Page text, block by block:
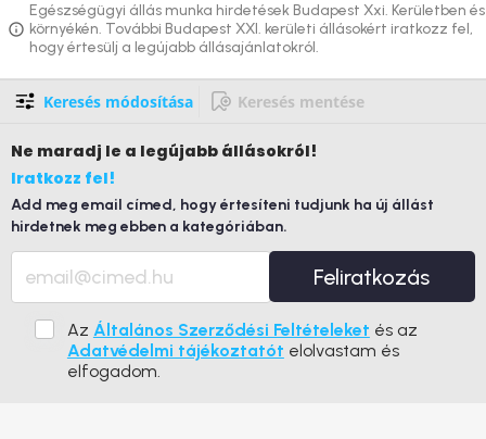
Egészségügyi állás munka hirdetések Budapest Xxi. Kerületben és
környékén. További Budapest XXI. kerületi állásokért iratkozz fel,
hogy értesülj a legújabb állásajánlatokról.
Keresés módosítása Keresés mentése
Ne maradj le a legújabb állásokról!
Iratkozz fel!
Add meg email címed, hogy értesíteni tudjunk ha új állást
hirdetnek meg ebben a kategóriában.
Feliratkozás
Az Általános Szerződési Feltételeket és az
Adatvédelmi tájékoztatót elolvastam és
elfogadom.